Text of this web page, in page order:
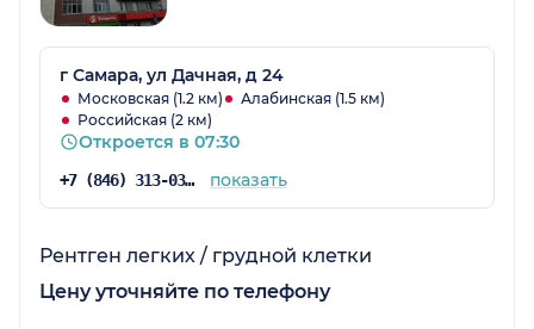
г Самара, ул Дачная, д 24
Московская (1.2 км)
Алабинская (1.5 км)
Российская (2 км)
Откроется в 07:30
+7 (846) 313-03-03 показать
Рентген легких / грудной клетки
Цену уточняйте по телефону